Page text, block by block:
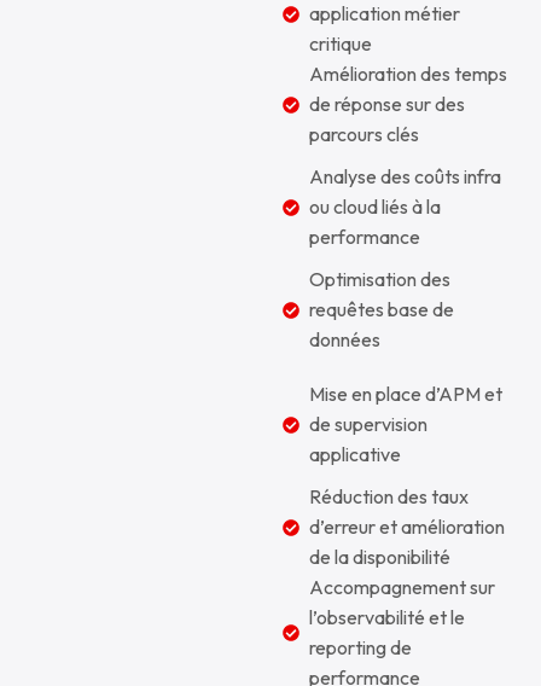
application métier
critique
Amélioration des temps
de réponse sur des
parcours clés
Analyse des coûts infra
ou cloud liés à la
performance
Optimisation des
requêtes base de
données
Mise en place d’APM et
de supervision
applicative
Réduction des taux
d’erreur et amélioration
de la disponibilité
Accompagnement sur
l’observabilité et le
reporting de
performance